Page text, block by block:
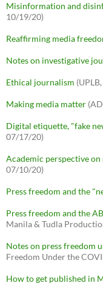
Misinformation and
10/19/20)
Reaffirming media
Notes on investigative
Ethical journalism
Making media matter
Digital etiquette, "fake
07/17/20)
Academic perspective
07/10/20)
Press freedom and the
Press freedom and the
Manila & Tudla
Notes on press freedom
Freedom Under the
How to get published in